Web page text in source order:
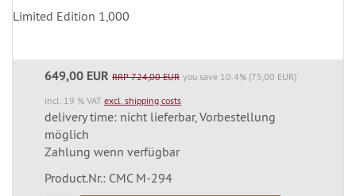
Limited Edition 1,000
649,00 EUR RRP 724,00 EUR you save 10.4% (75,00 EUR)
incl. 19 % VAT excl. shipping costs
delivery time: nicht lieferbar, Vorbestellung
möglich
Zahlung wenn verfügbar
Product.Nr.: CMC M-294